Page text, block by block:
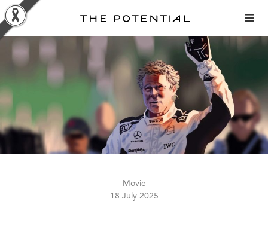
Skip
to
content
Movie
18 July 2025